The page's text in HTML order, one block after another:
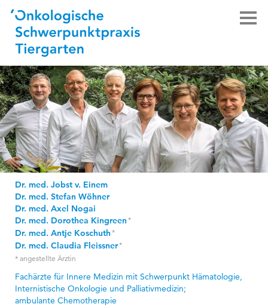
Dr. med. Jobst v. Einem
Dr. med. Stefan Wöhner
Dr. med. Axel Nogai
Dr. med. Dorothea Kingreen
Dr. med. Antje Koschuth
Dr. med. Claudia Fleissner
* angestellte Ärztin
Fachärzte für Innere Medizin mit Schwerpunkt Hämatologie,
Internistische Onkologie und Palliativmedizin;
ambulante Chemotherapie